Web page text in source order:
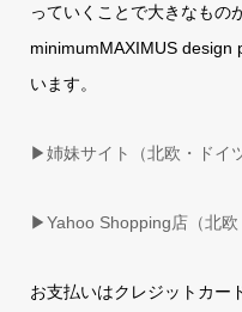
っていくことで大きなもの
minimumMAXIMUS design
います。
▶姉妹サイト（北欧・ドイ
▶Yahoo Shopping店（北欧
お支払いはクレジットカー